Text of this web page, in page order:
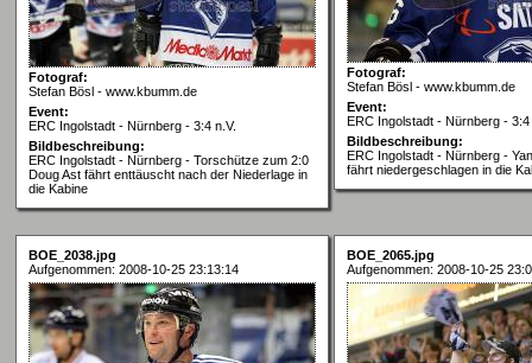
Fotograf:
Stefan Bösl - www.kbumm.de
Event:
ERC Ingolstadt - Nürnberg - 3:4 n.V.
Bildbeschreibung:
ERC Ingolstadt - Nürnberg - Torschütze zum 2:0
Doug Ast fährt enttäuscht nach der Niederlage in
die Kabine
Fotograf:
Stefan Bösl - www.kbumm.de
Event:
ERC Ingolstadt - Nürnberg - 3:4
Bildbeschreibung:
ERC Ingolstadt - Nürnberg -
fährt niedergeschlagen in die
BOE_2038.jpg
Aufgenommen: 2008-10-25 23:13:14
BOE_2065.jpg
Aufgenommen: 2008-10-25